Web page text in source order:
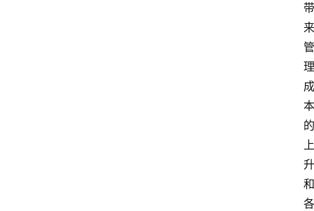
带
来
管
理
成
本
的
上
升
和
各